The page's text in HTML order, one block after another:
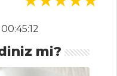
mi?